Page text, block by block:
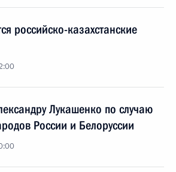
российско-казахстанские
Лукашенко по случаю
России и Белоруссии